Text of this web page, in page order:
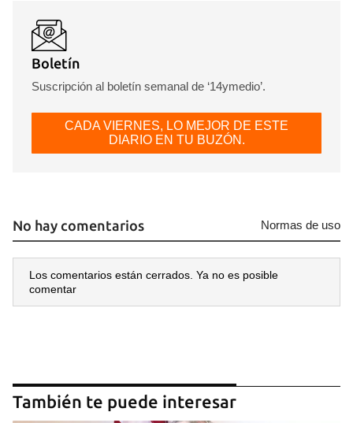
Boletín
Suscripción al boletín semanal de ‘14ymedio’.
CADA VIERNES, LO MEJOR DE ESTE
DIARIO EN TU BUZÓN.
No hay comentarios Normas de uso
Los comentarios están cerrados. Ya no es posible
comentar
También te puede interesar